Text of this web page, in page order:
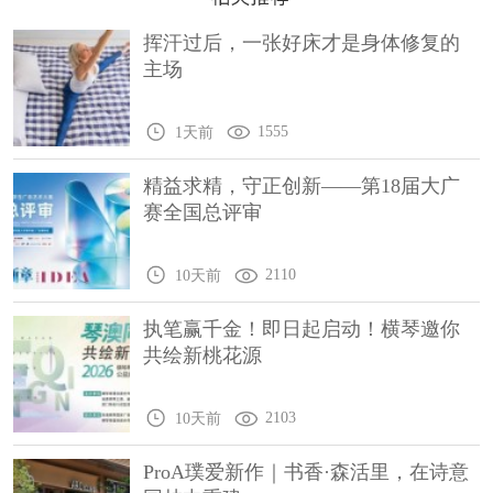
挥汗过后，一张好床才是身体修复的
主场
1天前 1555
精益求精，守正创新——第18届大广
赛全国总评审
10天前 2110
执笔赢千金！即日起启动！横琴邀你
共绘新桃花源
10天前 2103
ProA璞爱新作｜书香·森活里，在诗意